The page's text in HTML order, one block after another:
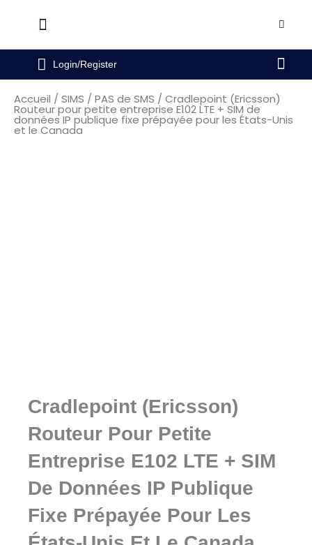
contenuFlyout
Menu
Login/Register
Accueil / SIMS / PAS de SMS / Cradlepoint (Ericsson)
Routeur pour petite entreprise E102 LTE + SIM de
données IP publique fixe prépayée pour les États-Unis
et le Canada
Cradlepoint (Ericsson)
Routeur Pour Petite
Entreprise E102 LTE + SIM
De Données IP Publique
Fixe Prépayée Pour Les